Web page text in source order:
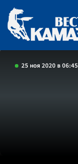
25 ноя 2020 в 06:45